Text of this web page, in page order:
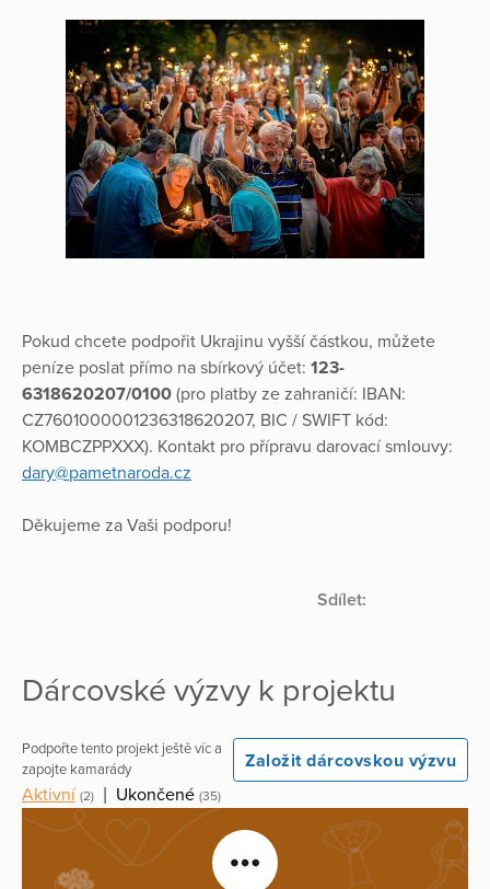
Pokud chcete podpořit Ukrajinu vyšší částkou, můžete
peníze poslat přímo na sbírkový účet: 123-
6318620207/0100 (pro platby ze zahraničí: IBAN:
CZ7601000001236318620207, BIC / SWIFT kód:
KOMBCZPPXXX). Kontakt pro přípravu darovací smlouvy:
dary@pametnaroda.cz
Děkujeme za Vaši podporu!
Sdílet:
Dárcovské výzvy k projektu
Podpořte tento projekt ještě víc a
zapojte kamarády
Založit dárcovskou výzvu
Aktivní (2) Ukončené (35)